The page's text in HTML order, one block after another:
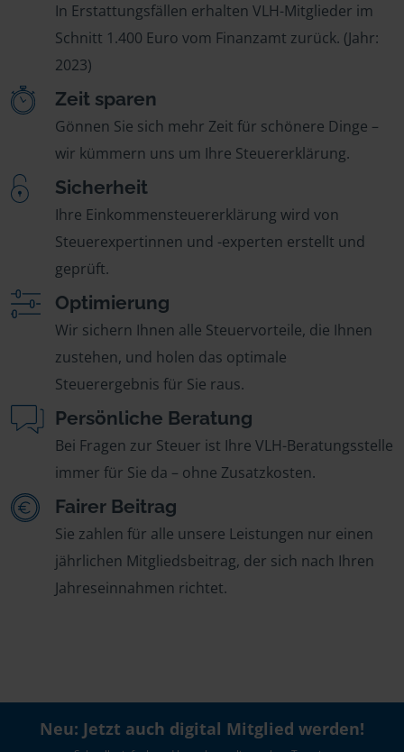
In Erstattungsfällen erhalten VLH-Mitglieder im
Schnitt 1.400 Euro vom Finanzamt zurück. (Jahr:
2023)
Zeit sparen
Gönnen Sie sich mehr Zeit für schönere Dinge –
wir kümmern uns um Ihre Steuererklärung.
Sicherheit
Ihre Einkommensteuererklärung wird von
Steuerexpertinnen und -experten erstellt und
geprüft.
Optimierung
Wir sichern Ihnen alle Steuervorteile, die Ihnen
zustehen, und holen das optimale
Steuerergebnis für Sie raus.
Persönliche Beratung
Bei Fragen zur Steuer ist Ihre VLH-Beratungsstelle
immer für Sie da – ohne Zusatzkosten.
Fairer Beitrag
Sie zahlen für alle unsere Leistungen nur einen
jährlichen Mitgliedsbeitrag, der sich nach Ihren
Jahreseinnahmen richtet.
Neu: Jetzt auch digital Mitglied werden!